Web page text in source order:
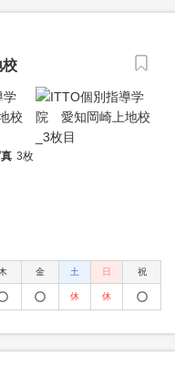
3枚
金 土 日 祝
休 休